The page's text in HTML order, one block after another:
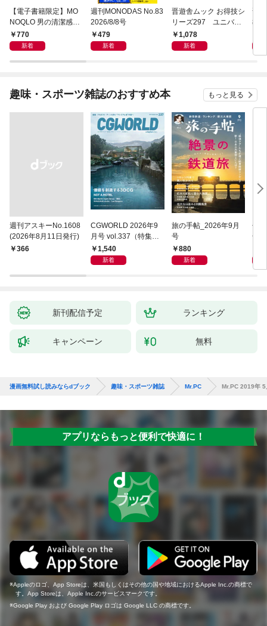
【電子書籍限定】MO
NOQLO 男の清潔感を
上げる最強ベストアイ
テム
770
新着
週刊MONODAS No.83
2026/8/8号
479
新着
晋遊舎ムック お得技シ
リーズ297 ユニバー
サル・スタジオ・ジャ
パンお得技ベストセレ
1,078
新着
晋
教
趣味・スポーツ雑誌のおすすめ本 もっと見る
週刊アスキーNo.1608
(2026年8月11日発行)
￥366
CGWORLD 2026年9
月号 vol.337（特集：
価値を創造する3DC
G）
1,540
新着
旅の手帖_2026年9月
号
880
新着
子
号
新刊配信予定 ランキング
キャンペーン 無料
漫画無料試し読みならdブック 趣味・スポーツ雑誌 Mr.PC Mr.PC 2019年 5
アプリならもっと便利で快適に！
Appleのロゴ、App Storeは、米国もしくはその他の国や地域におけるApple Inc.の商標で
す。App Storeは、Apple Inc.のサービスマークです。
Google Play および Google Play ロゴは Google LLC の商標です。